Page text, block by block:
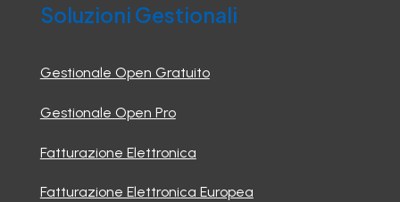
Soluzioni Gestionali
Gestionale Open Gratuito
Gestionale Open Pro
Fatturazione Elettronica
Fatturazione Elettronica Europea